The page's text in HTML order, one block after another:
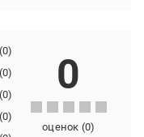
(0)
(0)
(0)
(0)
0
оценок (0)